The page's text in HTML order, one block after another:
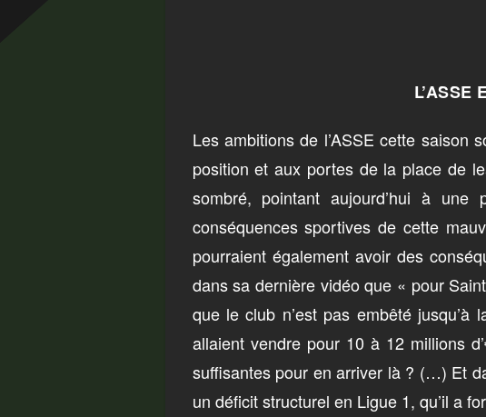
L’ASSE
Les ambitions de l’ASSE cette saison
position et aux portes de la place de
sombré, pointant aujourd’hui à
conséquences sportives de cette
pourraient également avoir des
dans sa dernière vidéo que « pour
que le club n’est pas embêté
allaient vendre pour 10 à 12 millions
suffisantes pour en arriver là ? (…) Et
un déficit structurel en Ligue 1, qu’il a